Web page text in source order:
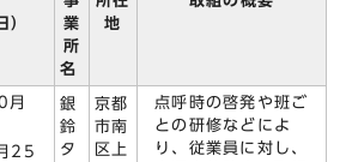
）
業
所
名
地
月
25
銀
鈴
タ
京都
市南
区上
点呼時の啓発や班ご
との研修などによ
り、従業員に対し、